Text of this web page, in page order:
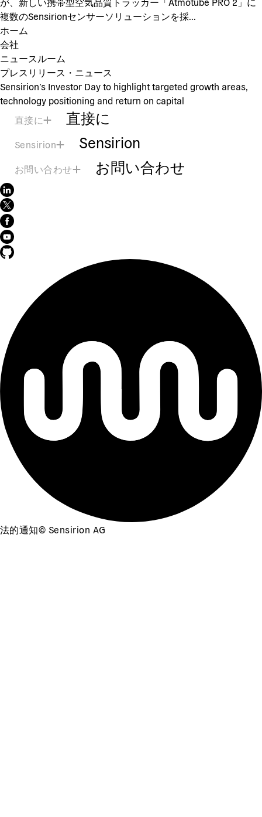
複数のSensirionセンサーソリューションを採...
ホーム
会社
ニュースルーム
プレスリリース・ニュース
Sensirion’s Investor Day to highlight targeted growth areas,
technology positioning and return on capital
直接に
直接に
Sensirion Sensirion
お問い合わせ お問い合わせ
法的通知© Sensirion AG